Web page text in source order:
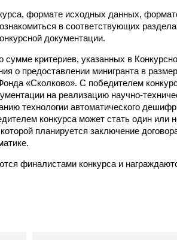
формате исходных данных,
в соответствующих
документации.
критериев, указанных в
о предоставлении минигранта в
«Сколково». С победителем
на реализацию научно-
технологии автоматического
конкурса может стать один или
планируется заключение
финалистами конкурса и